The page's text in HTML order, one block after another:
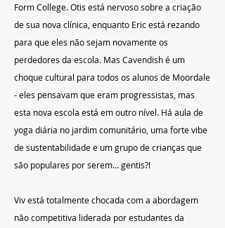
Form College. Otis está nervoso sobre a criação
de sua nova clínica, enquanto Eric está rezando
para que eles não sejam novamente os
perdedores da escola. Mas Cavendish é um
choque cultural para todos os alunos de Moordale
- eles pensavam que eram progressistas, mas
esta nova escola está em outro nível. Há aula de
yoga diária no jardim comunitário, uma forte vibe
de sustentabilidade e um grupo de crianças que
são populares por serem… gentis?!
Viv está totalmente chocada com a abordagem
não competitiva liderada por estudantes da